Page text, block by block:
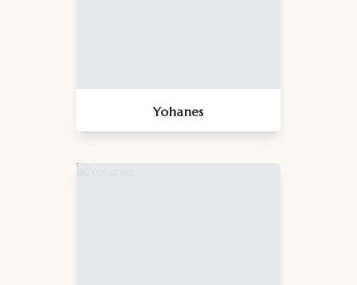
Yohanes